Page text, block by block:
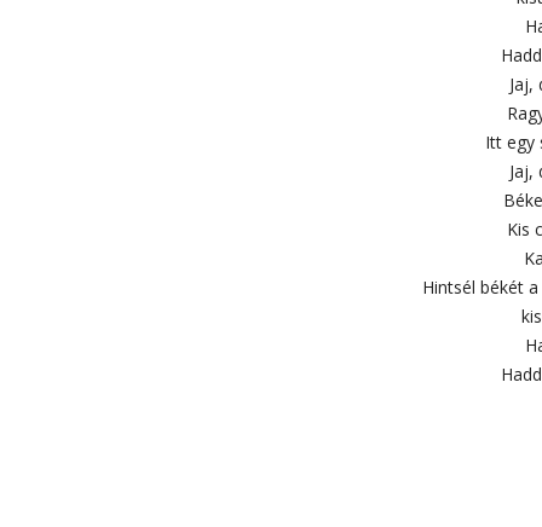
Jaj,
Itt egy
Jaj,
Kis
Hintsél békét